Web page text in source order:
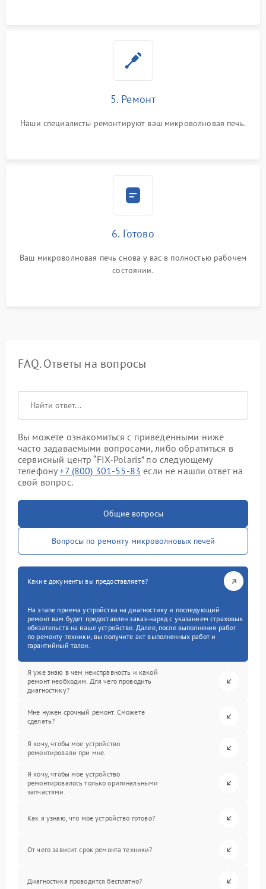
5. Ремонт
Наши специалисты ремонтируют ваш микроволновая печь.
6. Готово
Ваш микроволновая печь снова у вас в полностью рабочем
состоянии.
FAQ. Ответы на вопросы
Вы можете ознакомиться с приведенными ниже
часто задаваемыми вопросами, либо обратиться в
сервисный центр “FIX-Polaris” по следующему
телефону+7 (800) 301-55-83 если не нашли ответ на
свой вопрос.
Общие вопросы
Вопросы по ремонту микроволновых печей
Какие документы вы предоставляете?
На этапе приема устройства на диагностику и последующий
ремонт вам будет предоставлен заказ-наряд с указанием страховых
обязательств на ваше устройство. Далее, после выполнения работ
по ремонту техники, вы получите акт выполненных работ и
гарантийный талон.
Я уже знаю в чем неисправность и какой
ремонт необходим. Для чего проводить
диагностику?
Мне нужен срочный ремонт. Сможете
сделать?
Я хочу, чтобы мое устройство
ремонтировали при мне.
Я хочу, чтобы мое устройство
ремонтировалось только оригинальными
запчастями.
Как я узнаю, что мое устройство готово?
От чего зависит срок ремонта техники?
Диагностика проводится бесплатно?